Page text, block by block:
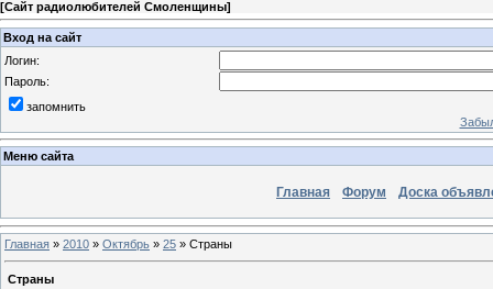
[Сайт радиолюбителей Смоленщины]
Вход на сайт
Логин:
Пароль:
запомнить
Меню сайта
Главная Форум Доска
Главная » 2010 » Октябрь » 25 » Страны
Страны